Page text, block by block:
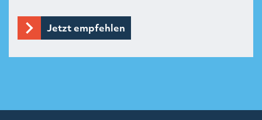
Jetzt empfehlen